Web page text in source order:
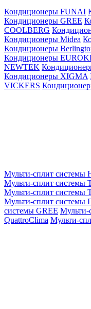
Кондиционеры FUNAI
Кондиционеры GREE
СOOLBERG
Кондиционеры Midea
Кондиционеры
Кондиционеры
NEWTEK
Кондиционеры XIGMA
VICKERS
Мульти-сплит системы
Мульти-сплит системы
Мульти-сплит системы
Мульти-сплит системы
системы GREE Мульти-
QuattroClima Мульти-